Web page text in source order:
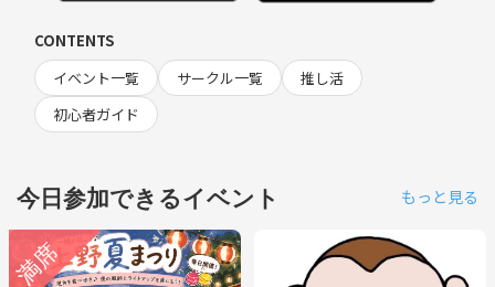
CONTENTS
イベント一覧
サークル一覧
推し活
初心者ガイド
今日参加できるイベント もっと見る